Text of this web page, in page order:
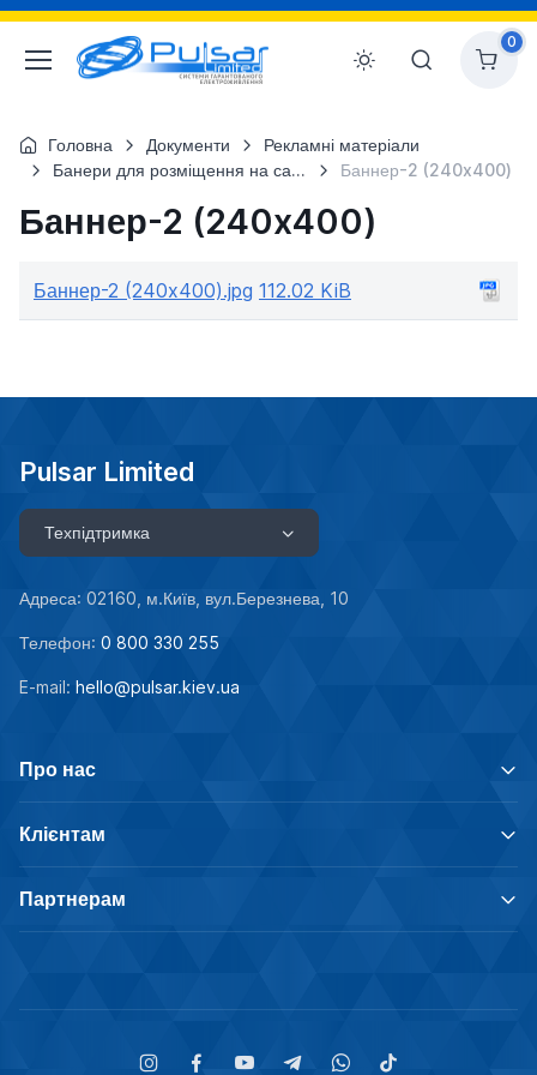
0
Головна Документи
Рекламні матеріали
Банери для розміщення на сайтах
Баннер-2 (240x400)
Баннер-2 (240x400)
Баннер-2 (240x400).jpg 112.02 KiB
Pulsar Limited
Техпідтримка
Адреса: 02160, м.Київ, вул.Березнева, 10
Телефон: 0 800 330 255
E-mail: hello@pulsar.kiev.ua
Про нас
Клієнтам
Партнерам